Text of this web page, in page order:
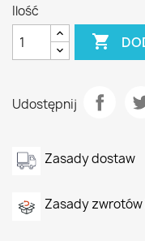
Ilość

Udostępnij
Zasady dostaw
Zasady zwrotów